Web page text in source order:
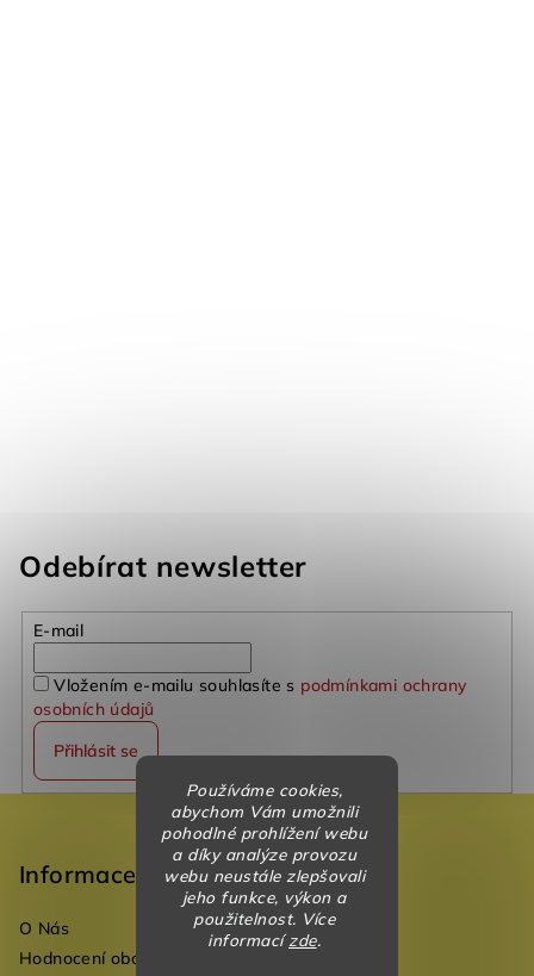
Používáme cookies,
abychom Vám umožnili
pohodlné prohlížení webu
a díky analýze provozu
webu neustále zlepšovali
jeho funkce, výkon a
použitelnost. Více
informacízde.
Odebírat newsletter
E-mail
Vložením e-mailu souhlasíte s podmínkami ochrany
osobních údajů
Přihlásit se
Informace
O Nás
Hodnocení obchodu